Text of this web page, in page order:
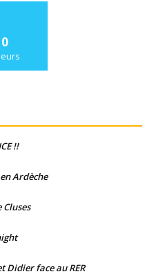
!!
Ardèche
Cluses
Didier face au RER